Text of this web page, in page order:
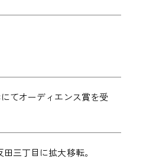
てオーディエンス賞を受
三丁目に拡大移転。